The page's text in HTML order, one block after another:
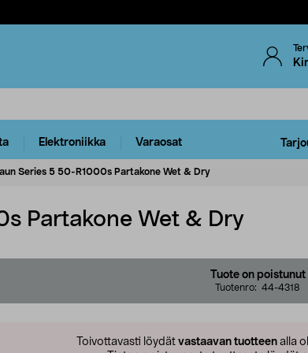
Elektroniikka Varaosat
Series 5 50-R1000s Partakone Wet & Dry
Partakone Wet & Dry
Tuote on poistunut
Tuotenro: 44-4318
Toivottavasti löydät vastaavan tuotteen alla